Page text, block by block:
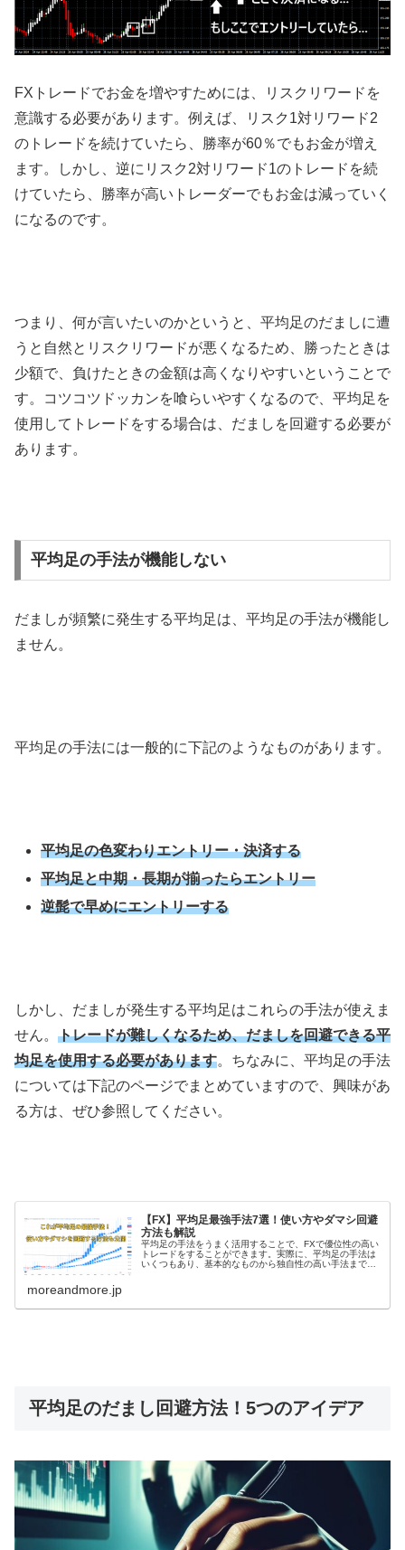
FX トレードでお金を増やすためには、リスクリワードを
意識する必要があります。例えば、リスク 1対リワード2
のトレードを続けていたら、勝率が60％でもお金が増え
ます。しかし、逆にリスク2対リワード1のトレードを続
けていたら、勝率が高いトレーダーでもお金は減っていく
になるのです。
つまり、何が言いたいのかというと、平均足のだましに遭
うと自然とリスクリワードが悪くなるため、勝ったときは
少額で、負けたときの金額は高くなりやすいということで
す。コツコツドッカンを喰らいやすくなるので、平均足を
使用してトレードをする場合は、だましを回避する必要が
あります。
平均足の手法が機能しない
だましが頻繁に発生する平均足は、平均足の手法が機能し
ません。
平均足の手法には一般的に下記のようなものがあります。
平均足の色変わりエントリー・決済する
平均足と中期・長期が揃ったらエントリー
逆髭で早めにエントリーする
しかし、だましが発生する平均足はこれらの手法が使えま
せん。 トレードが難しくなるため、だましを回避できる平
均足を使用する必要があります。ちなみに、平均足の手法
については下記のページでまとめていますので、興味があ
る方は、ぜひ参照してください。
【FX】平均足最強手法7選！使い方やダマシ回避
方法も解説
平均足の手法をうまく活用することで、FXで優位性の高い
トレードをすることができます。実際に、平均足の手法は
いくつもあり、基本的なものから独自性の高い手法まで確
moreandmore.jp
平均足のだまし回避方法！5つのアイデア